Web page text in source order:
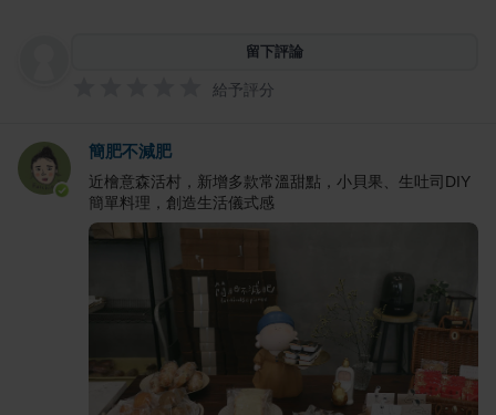
留下評論
給予評分
簡肥不減肥
近檜意森活村，新增多款常溫甜點，小貝果、生吐司DIY
簡單料理，創造生活儀式感